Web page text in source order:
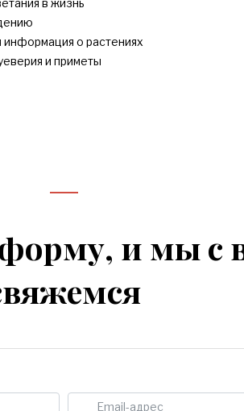
в жизнь
информация о растениях
и приметы
и мы с